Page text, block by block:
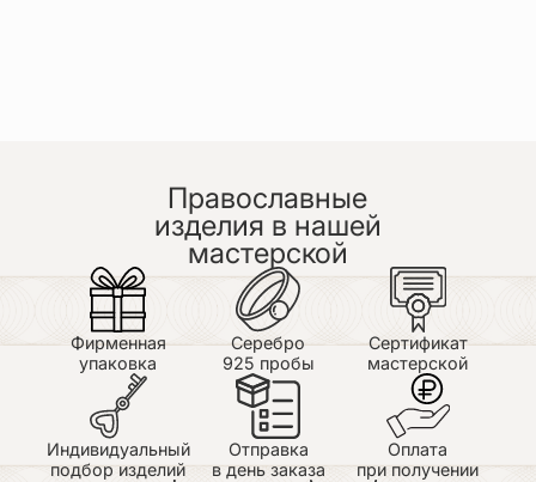
Православные
изделия в нашей
мастерской
Фирменная
упаковка
Серебро
925 пробы
Сертификат
мастерской
Индивидуальный
подбор изделий
Отправка
в день заказа
Оплата
при получении